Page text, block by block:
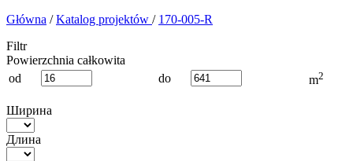
Główna / Katalog projektów / 170-005-R
Filtr
Powierzchnia całkowita
od
do m2
Ширина
Длина